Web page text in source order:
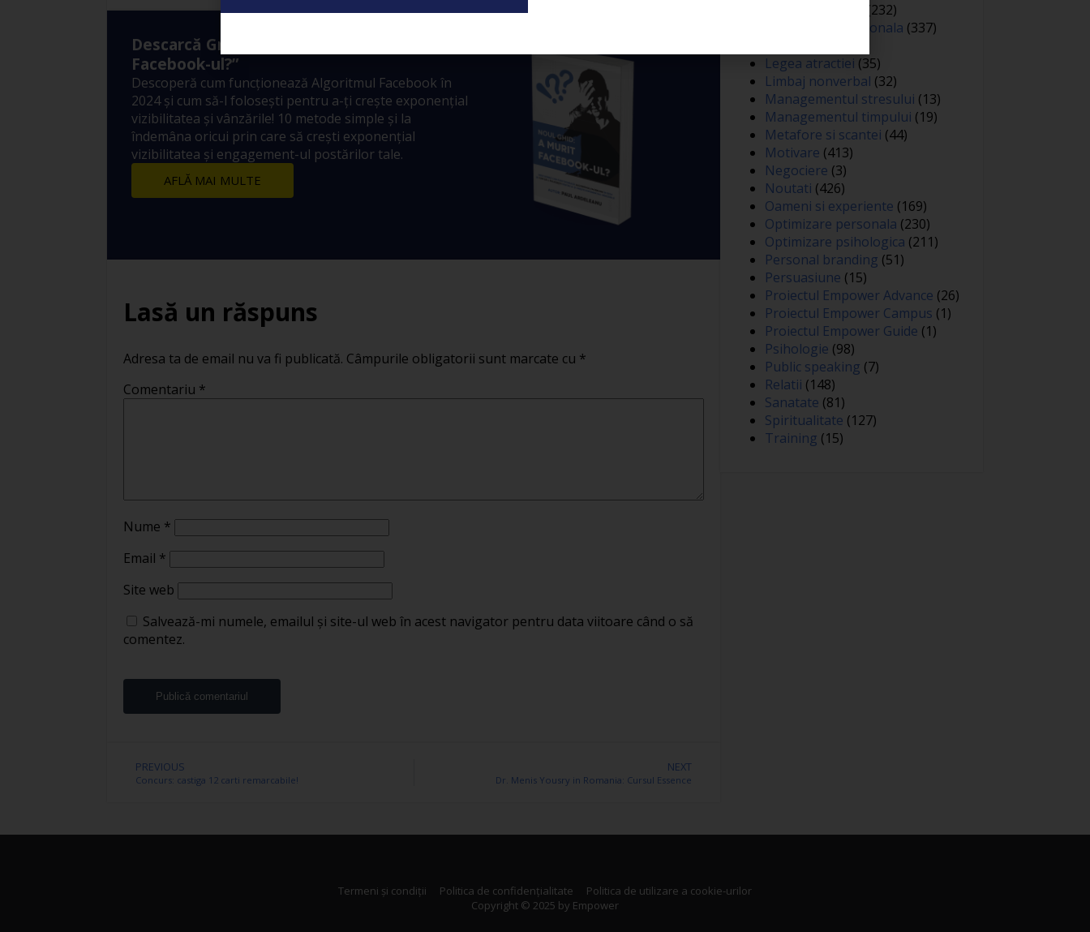
Descarcă Gratuit Ebook-ul: ”A murit
Facebook-ul?”
Descoperă cum funcționează Algoritmul Facebook în
2024 și cum să-l folosești pentru a-ți crește exponențial
vizibilitatea și vânzările! 10 metode simple și la
îndemâna oricui prin care să crești exponențial
vizibilitatea și engagement-ul postărilor tale.
AFLĂ MAI MULTE
Lasă un răspuns
Adresa ta de email nu va fi publicată. Câmpurile obligatorii sunt marcate cu *
Comentariu *
Nume *
Email *
Site web
Salvează-mi numele, emailul și site-ul web în acest navigator pentru data viitoare când o să
comentez.
PREVIOUS
Concurs: castiga 12 carti remarcabile!
NEXT
Dr. Menis Yousry in Romania: Cursul Essence
(232)
Inteligenta emotionala (337)
Legea atractiei (35)
Limbaj nonverbal (32)
Managementul stresului (13)
Managementul timpului (19)
Metafore si scantei (44)
Motivare (413)
Negociere (3)
Noutati (426)
Oameni si experiente (169)
Optimizare personala (230)
Optimizare psihologica (211)
Personal branding (51)
Persuasiune (15)
Proiectul Empower Advance (26)
Proiectul Empower Campus (1)
Proiectul Empower Guide (1)
Psihologie (98)
Public speaking (7)
Relatii (148)
Sanatate (81)
Spiritualitate (127)
Training (15)
Termeni și condiții Politica de confidențialitate
Politica de utilizare a cookie-urilor
Copyright © 2025 by Empower